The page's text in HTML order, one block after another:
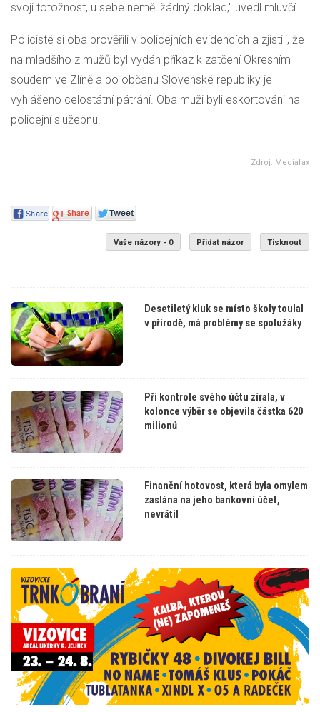
svoji totožnost, u sebe neměl žádný doklad," uvedl mluvčí.
Policisté si oba prověřili v policejních evidencích a zjistili, že
na mladšího z mužů byl vydán příkaz k zatčení Okresním
soudem ve Zlíně a po občanu Slovenské republiky je
vyhlášeno celostátní pátrání. Oba muži byli eskortováni na
policejní služebnu.
Zdroj: Mediafax
Vaše názory - 0 Přidat názor Tisknout
Desetiletý kluk se místo školy toulal
v přírodě, má problémy se spolužáky
Při kontrole svého účtu zírala, v
kolonce výběr se objevila částka 620
milionů
Finanční hotovost, která byla omylem
zaslána na jeho bankovní účet,
nevrátil